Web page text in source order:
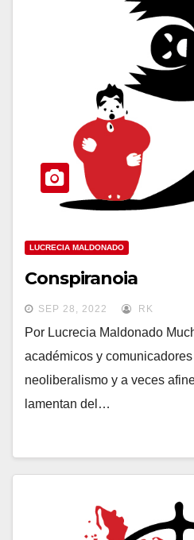
LUCRECIA MALDONADO
Conspiranoia
SEP 28, 2022 RK
Por Lucrecia Maldonado
académicos y comunicadores
neoliberalismo y a veces
lamentan del…